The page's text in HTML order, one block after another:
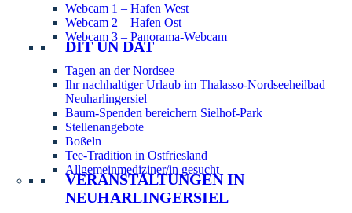
Webcam 1 – Hafen West
Webcam 2 – Hafen Ost
Webcam 3 – Panorama-Webcam
DIT UN DAT
Tagen an der Nordsee
Ihr nachhaltiger Urlaub im Thalasso-Nordseeheilbad
Neuharlingersiel
Baum-Spenden bereichern Sielhof-Park
Stellenangebote
Boßeln
Tee-Tradition in Ostfriesland
Allgemeinmediziner/in gesucht
VERANSTALTUNGEN IN
NEUHARLINGERSIEL